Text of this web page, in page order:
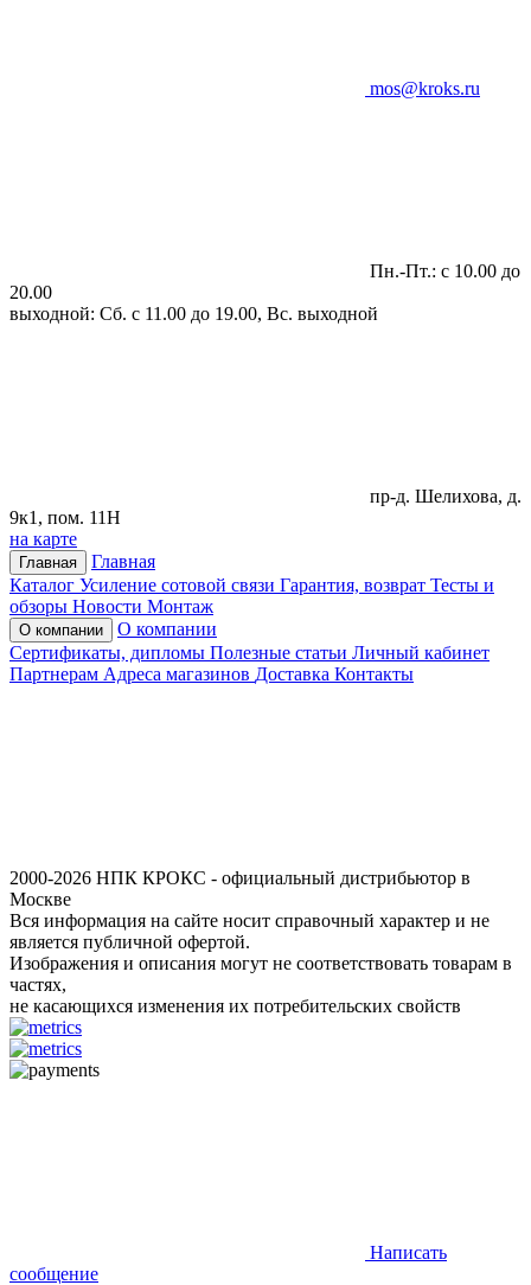
mos@kroks.ru
Пн.-Пт.: с 10.00 до
20.00
выходной: Сб. с 11.00 до 19.00, Вс. выходной
пр-д. Шелихова, д.
9к1, пом. 11Н
на карте
Главная
Главная
Каталог Усиление сотовой связи Гарантия, возврат Тесты и
обзоры Новости Монтаж
О компании
О компании
Сертификаты, дипломы Полезные статьи Личный кабинет
Партнерам Адреса магазинов Доставка Контакты
2000-2026 НПК КРОКС - официальный дистрибьютор в
Москве
Вся информация на сайте носит справочный характер и не
является публичной офертой.
Изображения и описания могут не соответствовать товарам в
частях,
не касающихся изменения их потребительских свойств
Написать
сообщение